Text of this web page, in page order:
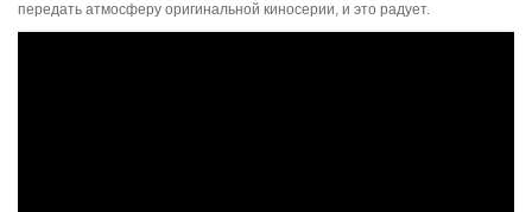
передать атмосферу оригинальной киносерии, и это радует.